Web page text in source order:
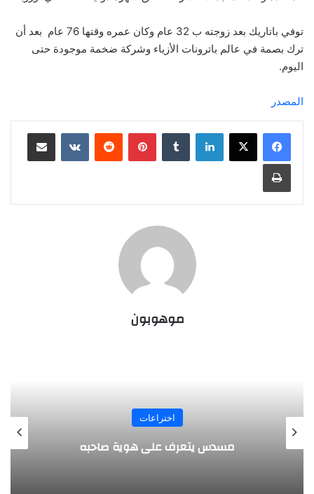
توفي باتاريك بعد زوجته ب 32 عام وكان عمره وقتها 76 عام بعد أن
ترك بصمة في عالم باترونات الأزياء وشركة ضخمة موجودة حتى
اليوم.
المصدر
لينكدإن بينتيريست مشاركة عبر البريد
طباعة
موهوبون
المجلة
طفل مصري يخرج قصاصات الورق من أنفه
وفمه